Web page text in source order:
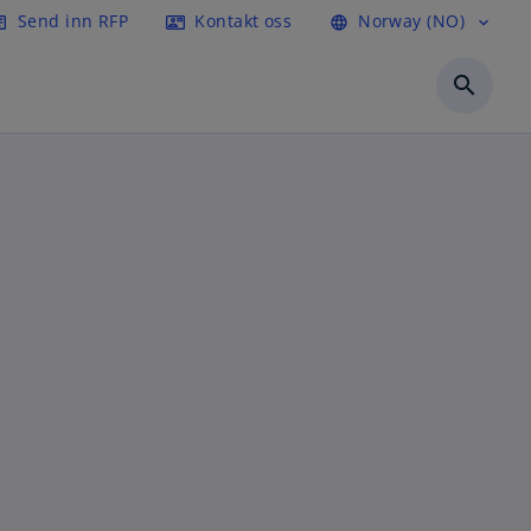
Send inn RFP contact_mail Kontakt oss language Norway (NO) expand_more
search